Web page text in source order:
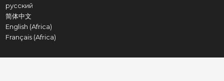
русский
简体中文
English (Africa)
Français (Africa)